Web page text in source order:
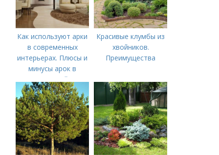
Как используют арки
в современных
интерьерах. Плюсы и
минусы арок в
гостиной
Красивые клумбы из
хвойников.
Преимущества